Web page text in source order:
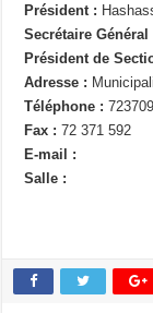
Président :
Secrétaire Général
Président de
Adresse :
Téléphone :
Fax : 72 371 592
E-mail :
Salle :